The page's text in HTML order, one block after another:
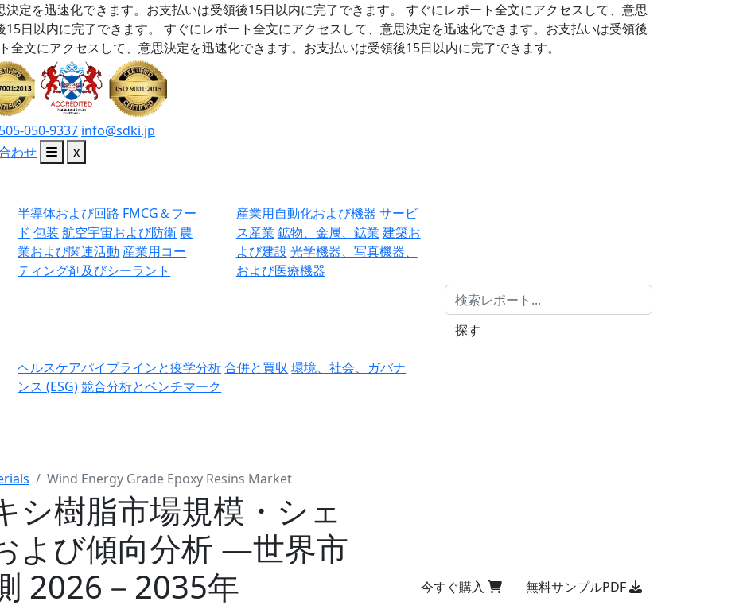
定を迅速化できます。お支払いは受領後15日以内に完了できます。
すぐにレポート全文にアクセスして、意思
日以内に完了できます。
すぐにレポート全文にアクセスして、意思決定を迅速化できます。お支払いは受領後
全文にアクセスして、意思決定を迅速化できます。お支払いは受領後15日以内に完了できます。
050-9337 info@sdki.jp
わせ
x
半導体および回路 FMCG＆フー
ド 包装 航空宇宙および防衛 農
業および関連活動 産業用コー
ティング剤及びシーラント
産業用自動化および機器 サービ
ス産業 鉱物、金属、鉱業 建築お
よび建設 光学機器、写真機器、
および医療機器
ヘルスケアパイプラインと疫学分析合併と買収 環境、社会、ガバナ
ンス (ESG)競合分析とベンチマーク
探す
Wind Energy Grade Epoxy Resins Market
シ樹脂市場規模・シェ
よび傾向分析 ―世界市
2026－2035年
今すぐ購入 無料サンプルPDF